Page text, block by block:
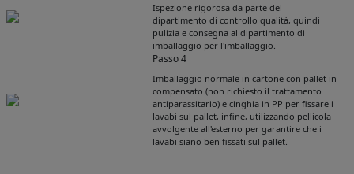
Ispezione rigorosa da parte del
dipartimento di controllo qualità, quindi
pulizia e consegna al dipartimento di
imballaggio per l'imballaggio.
Passo 4
Imballaggio normale in cartone con pallet in
compensato (non richiesto il trattamento
antiparassitario) e cinghia in PP per fissare i
lavabi sul pallet, infine, utilizzando pellicola
avvolgente all'esterno per garantire che i
lavabi siano ben fissati sul pallet.
Get Catalogue
Please leave your contact information,the
catalogue will be sent to your mailbox